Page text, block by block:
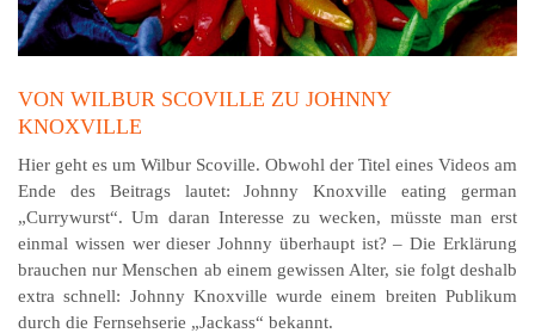
VON WILBUR SCOVILLE ZU JOHNNY
KNOXVILLE
Hier geht es um Wilbur Scoville. Obwohl der Titel eines Videos am
Ende des Beitrags lautet: Johnny Knoxville eating german
„Currywurst“. Um daran Interesse zu wecken, müsste man erst
einmal wissen wer dieser Johnny überhaupt ist? – Die Erklärung
brauchen nur Menschen ab einem gewissen Alter, sie folgt deshalb
extra schnell: Johnny Knoxville wurde einem breiten Publikum
durch die Fernsehserie „Jackass“ bekannt.